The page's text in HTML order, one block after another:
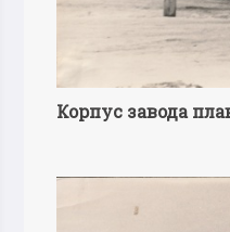
Корпус завода